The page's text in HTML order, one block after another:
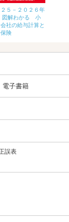
２５－２０２６年
解わかる 小
社の給与計算と
険
電子書籍
誤表